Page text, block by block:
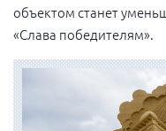
объектом станет
«Слава победителям».